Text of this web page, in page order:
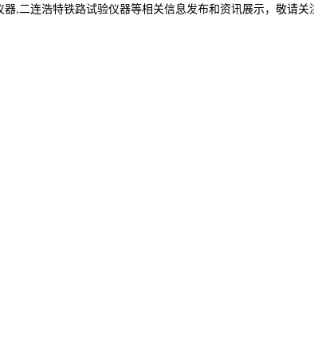
器,二连浩特铁路试验仪器等相关信息发布和资讯展示，敬请关